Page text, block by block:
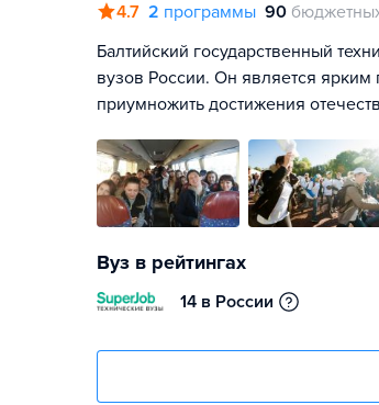
4.7 2 программы 90
Балтийский государственный
вузов России. Он является
приумножить достижения
Вуз в рейтингах
14 в России